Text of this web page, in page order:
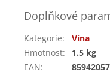
Doplňkové
Kategorie:
Vína
Hmotnost:
1.5 kg
EAN: